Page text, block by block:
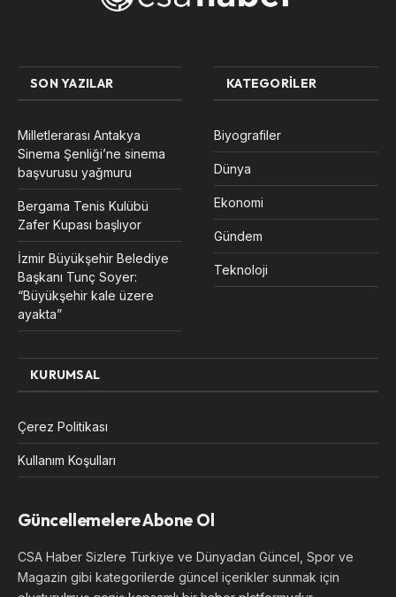
SON YAZILAR
Milletlerarası Antakya
Sinema Şenliği’ne sinema
başvurusu yağmuru
Bergama Tenis Kulübü
Zafer Kupası başlıyor
İzmir Büyükşehir Belediye
Başkanı Tunç Soyer:
“Büyükşehir kale üzere
ayakta”
KATEGORILER
Biyografiler
Dünya
Ekonomi
Gündem
Teknoloji
KURUMSAL
Çerez Politikası
Kullanım Koşulları
Güncellemelere Abone Ol
CSA Haber Sizlere Türkiye ve Dünyadan Güncel, Spor ve
Magazin gibi kategorilerde güncel içerikler sunmak için